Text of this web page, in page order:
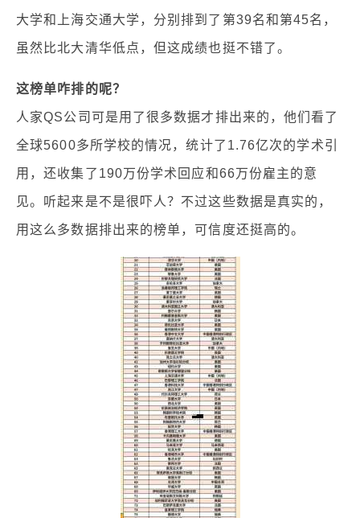
大学和上海交通大学，分别排到了第39名和第45名，
虽然比北大清华低点，但这成绩也挺不错了。
这榜单咋排的呢？
人家QS公司可是用了很多数据才排出来的，他们看了
全球5600多所学校的情况，统计了1.76亿次的学术引
用，还收集了190万份学术回应和66万份雇主的意
见。听起来是不是很吓人？不过这些数据是真实的，
用这么多数据排出来的榜单，可信度还挺高的。